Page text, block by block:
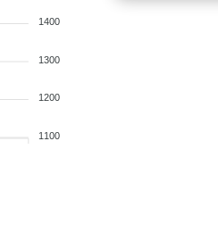
1400
1300
1200
1100